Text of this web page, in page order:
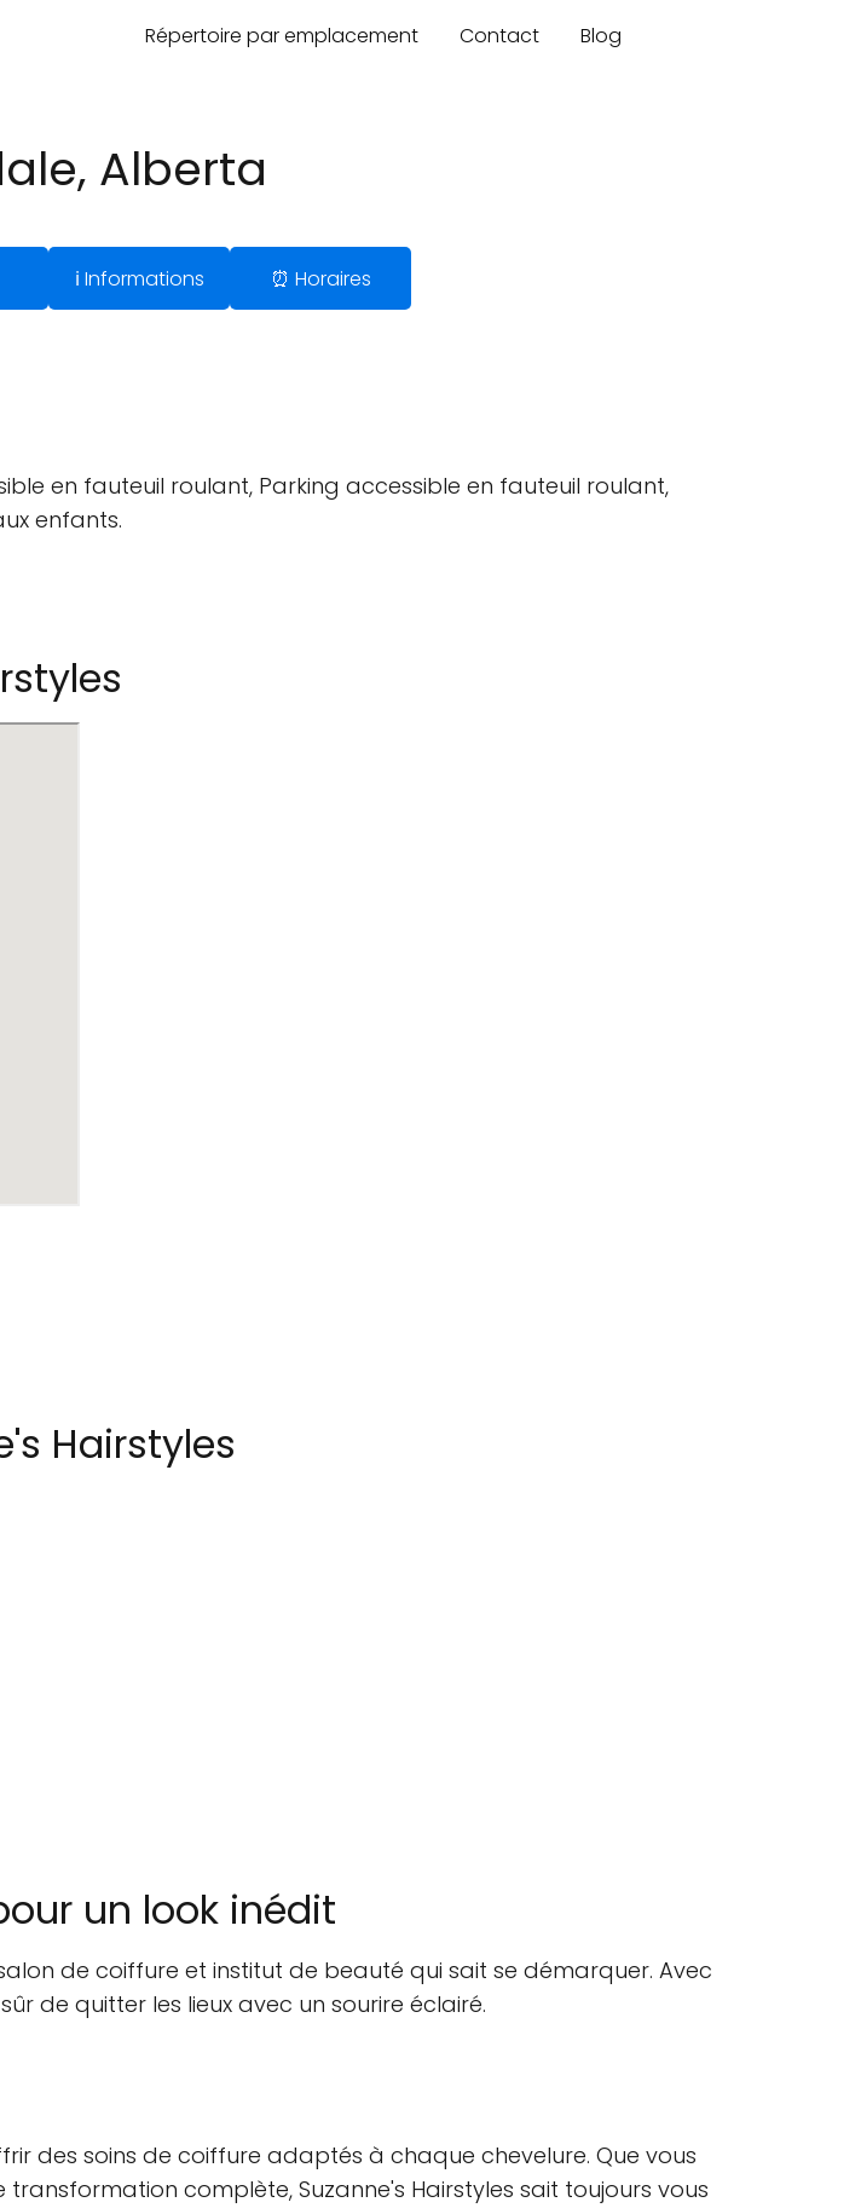
Répertoire par emplacement Contact Blog
Alberta
ℹ️ Informations ⏰ Horaires
en fauteuil roulant, Parking accessible en fauteuil roulant,
enfants.
Hairstyles
un look inédit
de coiffure et institut de beauté qui sait se démarquer. Avec
de quitter les lieux avec un sourire éclairé.
des soins de coiffure adaptés à chaque chevelure. Que vous
complète, Suzanne's Hairstyles sait toujours vous